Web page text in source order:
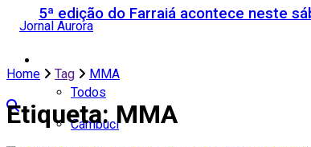
5ª edição do Farraiá acontece neste
Todos
Cambuci
Home Tag MMA
Etiqueta:MMA